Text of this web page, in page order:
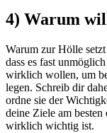
4) Warum
Warum zur Hölle
dass es fast
wirklich wollen, um
legen. Schreib dir
ordne sie der
deine Ziele am
wirklich wichtig ist.